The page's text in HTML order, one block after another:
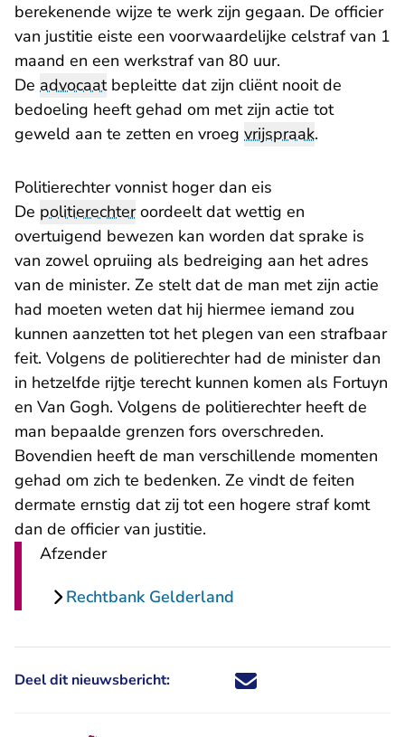
berekenende wijze te werk zijn gegaan. De officier
van justitie eiste een voorwaardelijke celstraf van 1
maand en een werkstraf van 80 uur.
De advocaatbepleitte dat zijn cliënt nooit de
bedoeling heeft gehad om met zijn actie tot
geweld aan te zetten en vroeg vrijspraak.
Politierechter vonnist hoger dan eis
De politierechteroordeelt dat wettig en
overtuigend bewezen kan worden dat sprake is
van zowel opruiing als bedreiging aan het adres
van de minister. Ze stelt dat de man met zijn actie
had moeten weten dat hij hiermee iemand zou
kunnen aanzetten tot het plegen van een strafbaar
feit. Volgens de politierechter had de minister dan
in hetzelfde rijtje terecht kunnen komen als Fortuyn
en Van Gogh. Volgens de politierechter heeft de
man bepaalde grenzen fors overschreden.
Bovendien heeft de man verschillende momenten
gehad om zich te bedenken. Ze vindt de feiten
dermate ernstig dat zij tot een hogere straf komt
dan de officier van justitie.
Afzender
Rechtbank Gelderland
Deel dit nieuwsbericht: Deel dit nieuwsbericht via X -
Deel dit nieuwsbericht via
Deel dit nieuwsbericht
Deel dit